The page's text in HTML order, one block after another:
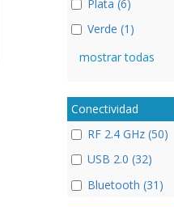
Plata (6)
Verde (1)
mostrar todas
Conectividad
RF 2.4 GHz (50)
USB 2.0 (32)
Bluetooth (31)